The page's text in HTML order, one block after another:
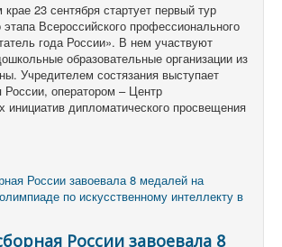
23 сентября стартует первый тур
Всероссийского профессионального
года России». В нем участвуют
образовательные организации из
Учредителем состязания выступает
оператором – Центр
инициатив дипломатического просвещения
России завоевала 8